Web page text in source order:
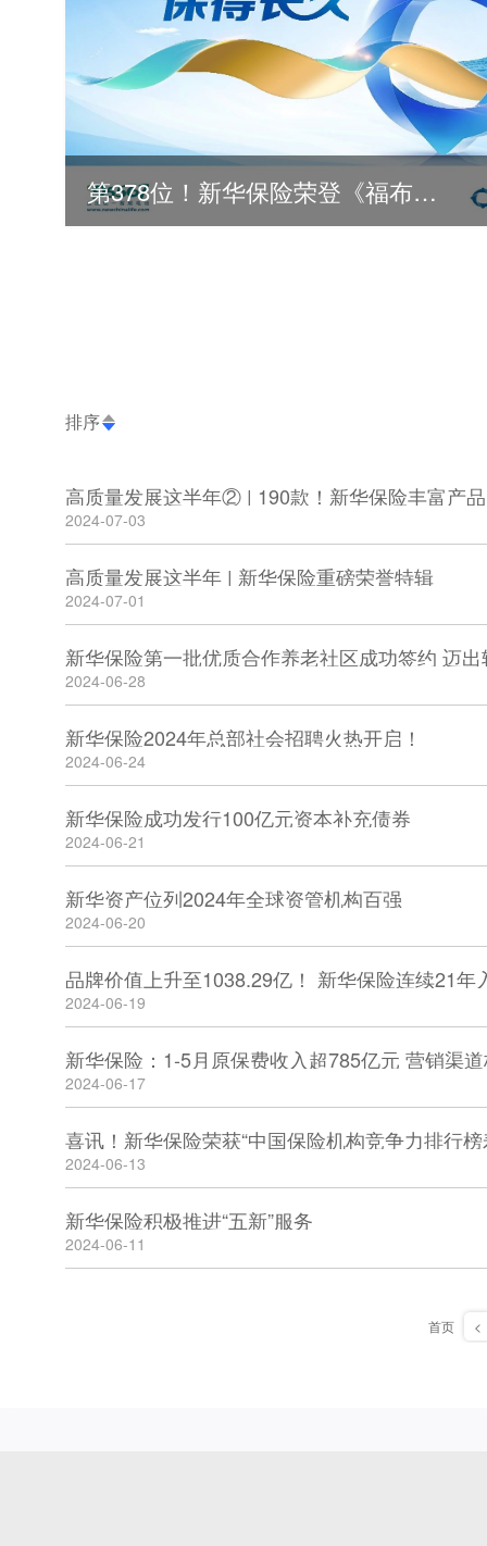
第378位！新华保险荣登《福布斯》全球500强
排序
高质量发展这半年② | 190款！新华保险丰富产
2024-07-03
高质量发展这半年 | 新华保险重磅荣誉特辑
2024-07-01
新华保险第一批优质合作养老社区成功签约 迈
2024-06-28
新华保险2024年总部社会招聘火热开启！
2024-06-24
新华保险成功发行100亿元资本补充债券
2024-06-21
新华资产位列2024年全球资管机构百强
2024-06-20
2024-06-19
2024-06-17
喜讯！新华保险荣获“中国保险机构竞争力排行
2024-06-13
新华保险积极推进“五新”服务
2024-06-11
首页 <